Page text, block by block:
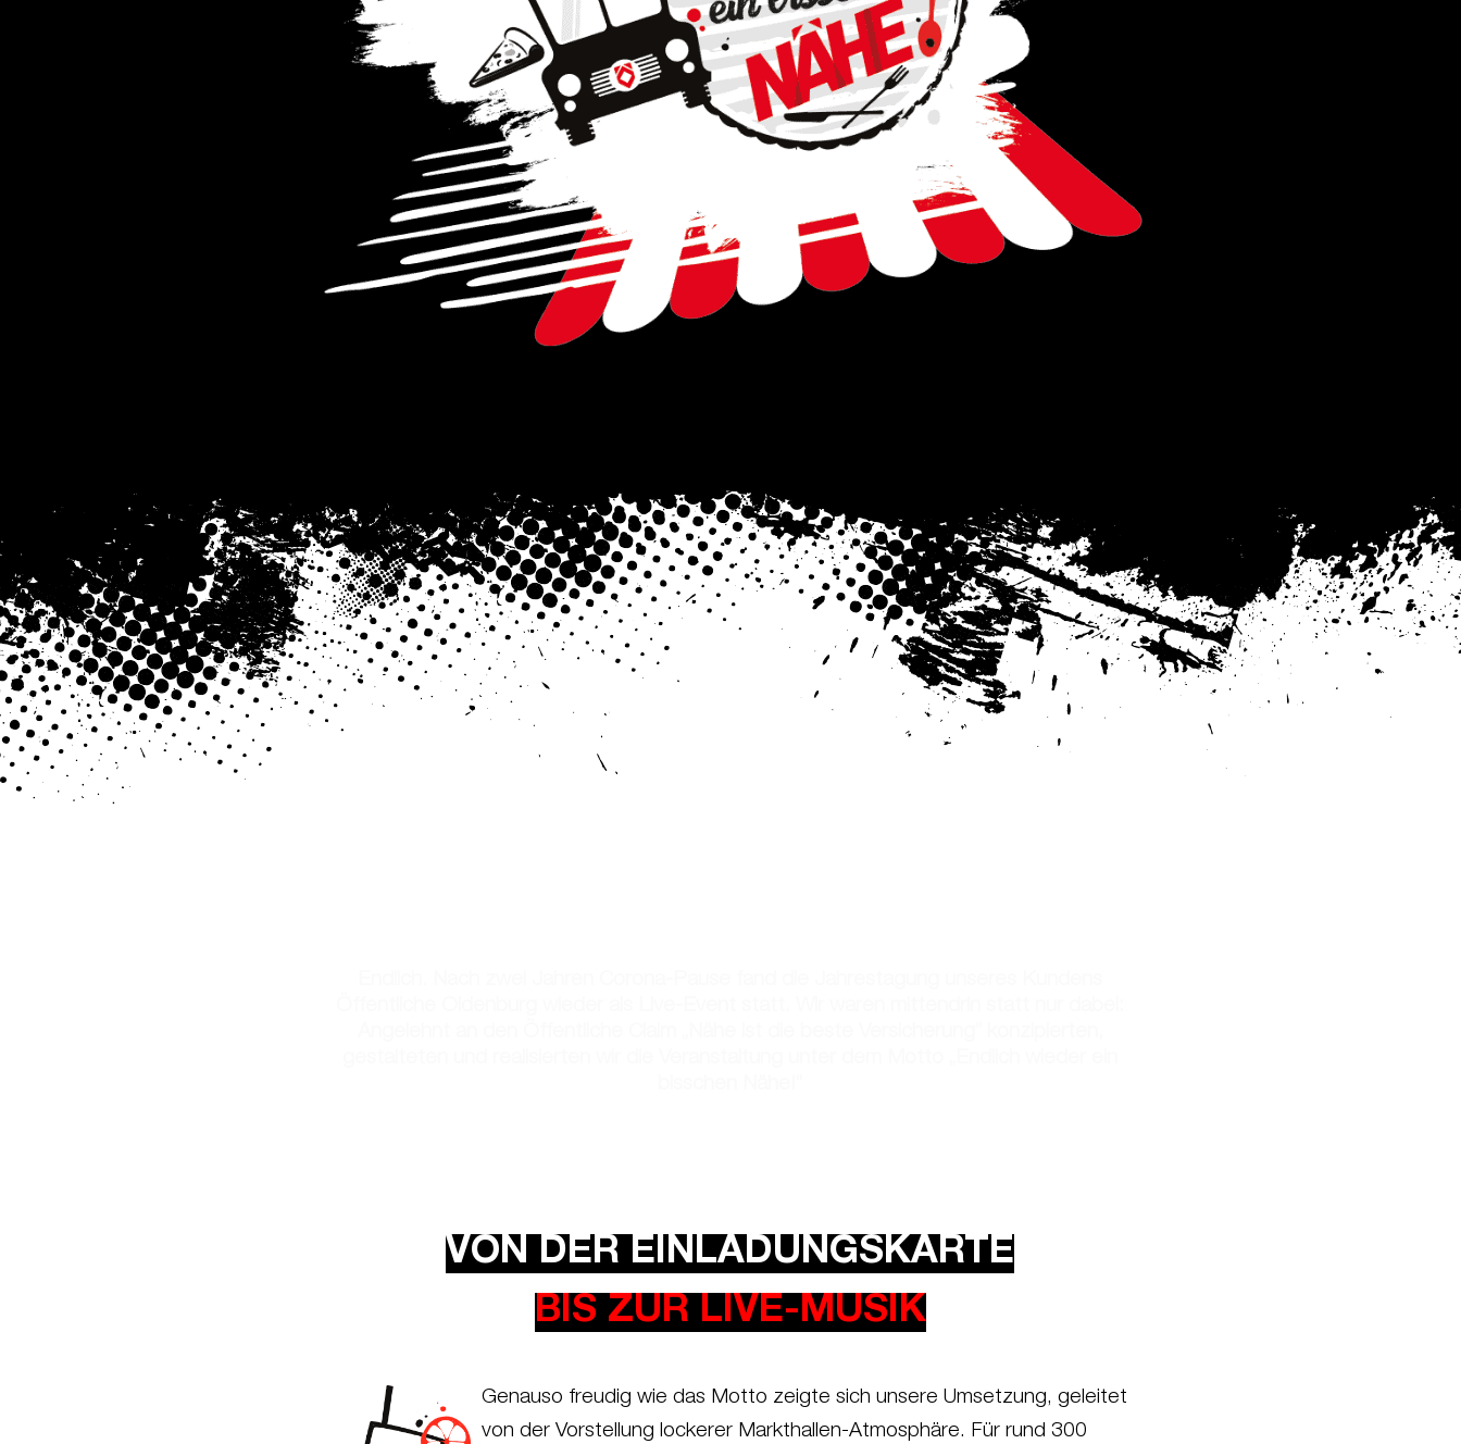
VON DER EINLADUNGSKARTE
BIS ZUR LIVE-MUSIK
Genauso freudig wie das Motto zeigte sich unsere Umsetzung, geleitet
von der Vorstellung lockerer Markthallen-Atmosphäre. Für rund 300